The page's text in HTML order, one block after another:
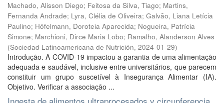
Machado, Alisson Diego; Feitosa da Silva, Tiago; Martins,
Fernanda Andrade; Lyra, Clélia de Oliveira; Galvão, Liana Letícia
Paulino; Höfelmann, Doroteia Aparecida; Nogueira, Patrícia
Simone; Marchioni, Dirce Maria Lobo; Ramalho, Alanderson Alves
(Sociedad Latinoamericana de Nutrición, 2024-01-29)
Introdução. A COVID-19 impactou a garantia de uma alimentação
adequada e saudável, inclusive entre universitários, que parecem
constituir um grupo suscetível à Insegurança Alimentar (IA).
Objetivo. Verificar a associação ...